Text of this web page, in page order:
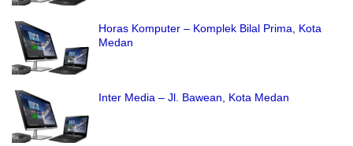
Horas Komputer – Komplek Bilal Prima, Kota
Medan
Inter Media – Jl. Bawean, Kota Medan